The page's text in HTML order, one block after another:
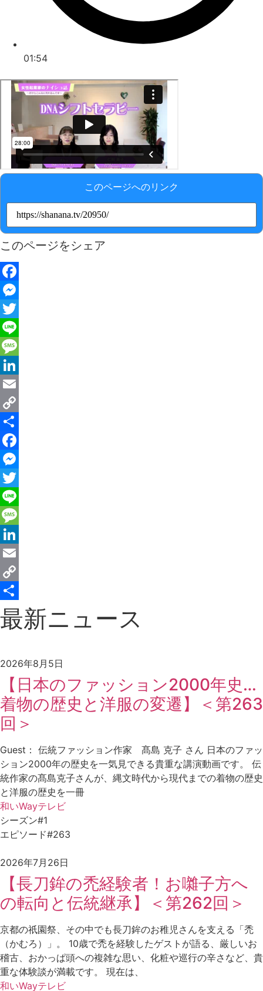
01:54
このページへのリンク
このページをシェア
Facebook
Messenger
Twitter
Line
Message
LinkedIn
Email
Copy
Link
共
有
Link
共
有
最新ニュース
2026年8月5日
【日本のファッション2000年史…
着物の歴史と洋服の変遷】＜第263
回＞
Guest： 伝統ファッション作家 髙島 克子 さん 日本のファッ
ション2000年の歴史を一気見できる貴重な講演動画です。 伝
統作家の髙島克子さんが、縄文時代から現代までの着物の歴史
と洋服の歴史を一冊
和いWayテレビ
シーズン#1
エピソード#263
2026年7月26日
【長刀鉾の禿経験者！お囃子方へ
の転向と伝統継承】＜第262回＞
京都の祇園祭、その中でも長刀鉾のお稚児さんを支える「禿
（かむろ）」。 10歳で禿を経験したゲストが語る、厳しいお
稽古、おかっぱ頭への複雑な思い、化粧や巡行の辛さなど、貴
重な体験談が満載です。 現在は、
和いWayテレビ